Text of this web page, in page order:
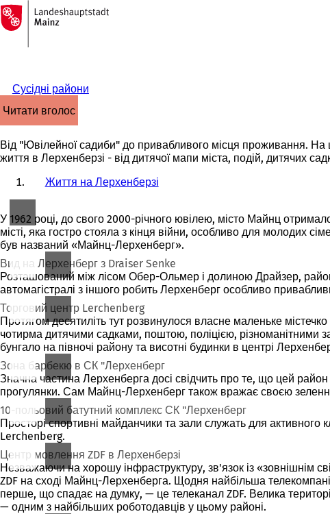
Перейти до змісту
На
головну
сторінку
Сусідні райони
читати вголос
Від "Ювілейної садиби" до привабливого місця проживання. На
життя в Лерхенберзі - від дитячої мапи міста, подій, дитячих
Життя на Лерхенберзі
У 1962 році, до свого 2000-річного ювілею, місто Майнц
місті, яка гостро стояла з кінця війни, особливо для молодих
був названий «Майнц-Лерхенберг».
Вид на Лерхенберг з Draiser Senke
Розташований між лісом Обер-Ольмер і долиною Драйзер,
автомагістралі з іншого робить Лерхенберг особливо
Торговий центр Lerchenberg
Протягом десятиліть тут розвинулося власне маленьке
чотирма дитячими садками, поштою, поліцією, різноманітними
бунгало на півночі району та висотні будинки в центрі
Зона барбекю в СК "Лерхенберг
Значна частина Лерхенберга досі свідчить про те, що цей
прогулянки. Сам Майнц-Лерхенберг також вражає своєю
10-польовий батутний комплекс СК "Лерхенберг
Просторі спортивні майданчики та зали служать для
Lerchenberg.
Центр мовлення ZDF в Лерхенберзі
Незважаючи на хорошу інфраструктуру, зв'язок із «зовнішнім
ZDF на сході Майнц-Лерхенберга. Щодня найбільша
перше, що спадає на думку, — це телеканал ZDF. Велика
— одним з найбільших роботодавців у цьому районі.